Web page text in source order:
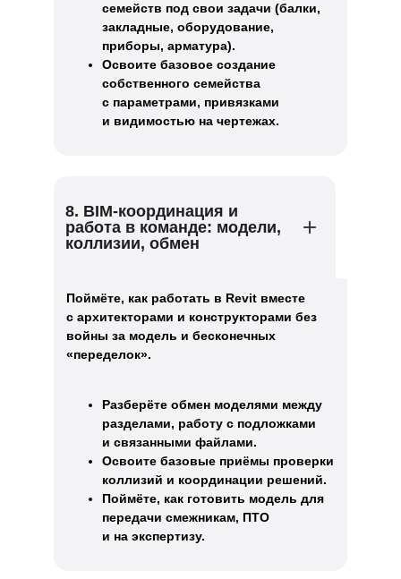
семейств под свои задачи (балки,
закладные, оборудование,
приборы, арматура).
Освоите базовое создание
собственного семейства
с параметрами, привязками
и видимостью на чертежах.
8. BIM-координация и
работа в команде: модели,
коллизии, обмен
Поймёте, как работать в Revit вместе
с архитекторами и конструкторами без
войны за модель и бесконечных
«переделок».
Разберёте обмен моделями между
разделами, работу с подложками
и связанными файлами.
Освоите базовые приёмы проверки
коллизий и координации решений.
Поймёте, как готовить модель для
передачи смежникам, ПТО
и на экспертизу.